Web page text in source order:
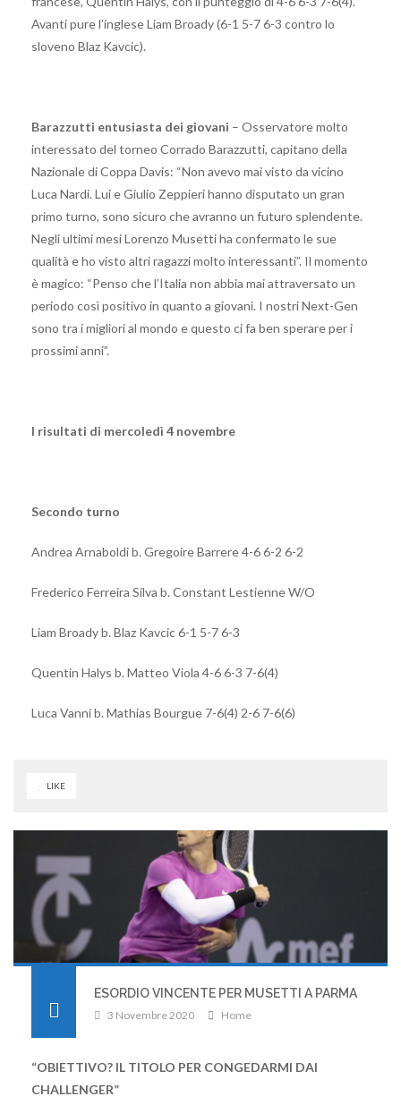
Avanti pure l’inglese Liam Broady (6-1 5-7 6-3 contro lo
sloveno Blaz Kavcic).
Barazzutti entusiasta dei giovani – Osservatore molto
interessato del torneo Corrado Barazzutti, capitano della
Nazionale di Coppa Davis: “Non avevo mai visto da vicino
Luca Nardi. Lui e Giulio Zeppieri hanno disputato un gran
primo turno, sono sicuro che avranno un futuro splendente.
Negli ultimi mesi Lorenzo Musetti ha confermato le sue
qualità e ho visto altri ragazzi molto interessanti”. Il momento
è magico: “Penso che l’Italia non abbia mai attraversato un
periodo così positivo in quanto a giovani. I nostri Next-Gen
sono tra i migliori al mondo e questo ci fa ben sperare per i
prossimi anni”.
I risultati di mercoledì 4 novembre
Secondo turno
Andrea Arnaboldi b. Gregoire Barrere 4-6 6-2 6-2
Frederico Ferreira Silva b. Constant Lestienne W/O
Liam Broady b. Blaz Kavcic 6-1 5-7 6-3
Quentin Halys b. Matteo Viola 4-6 6-3 7-6(4)
Luca Vanni b. Mathias Bourgue 7-6(4) 2-6 7-6(6)
LIKE
ESORDIO VINCENTE PER MUSETTI A PARMA
3 Novembre 2020 Home
“OBIETTIVO? IL TITOLO PER CONGEDARMI DAI
CHALLENGER”